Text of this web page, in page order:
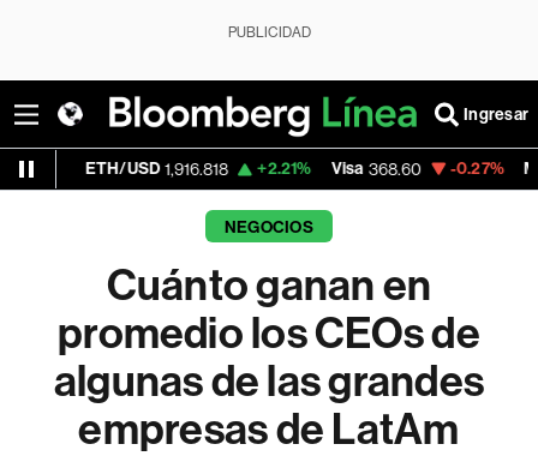
PUBLICIDAD
Ingresar
1,916.818 +2.21% Visa 368.60 -0.27% MercadoLibre
NEGOCIOS
Cuánto ganan en
promedio los CEOs de
algunas de las grandes
empresas de LatAm